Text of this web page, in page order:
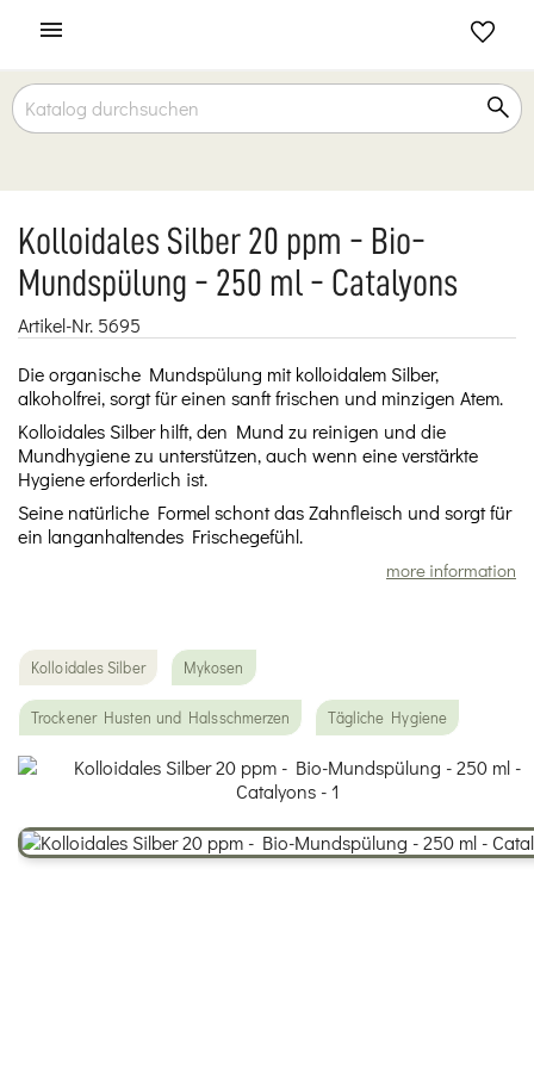

Kolloidales Silber 20 ppm - Bio-
Mundspülung - 250 ml - Catalyons
Artikel-Nr. 5695
Die organische Mundspülung mit kolloidalem Silber,
alkoholfrei, sorgt für einen sanft frischen und minzigen Atem.
Kolloidales Silber hilft, den Mund zu reinigen und die
Mundhygiene zu unterstützen, auch wenn eine verstärkte
Hygiene erforderlich ist.
Seine natürliche Formel schont das Zahnfleisch und sorgt für
ein langanhaltendes Frischegefühl.
more information
Kolloidales Silber Mykosen
Trockener Husten und Halsschmerzen Tägliche Hygiene